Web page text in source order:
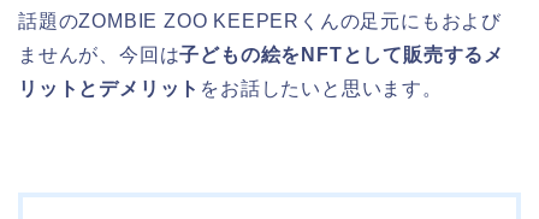
話題のZOMBIE ZOO KEEPERくんの足元にもおよび
ませんが、今回は子どもの絵をNFTとして販売するメ
リットとデメリット をお話したいと思います。